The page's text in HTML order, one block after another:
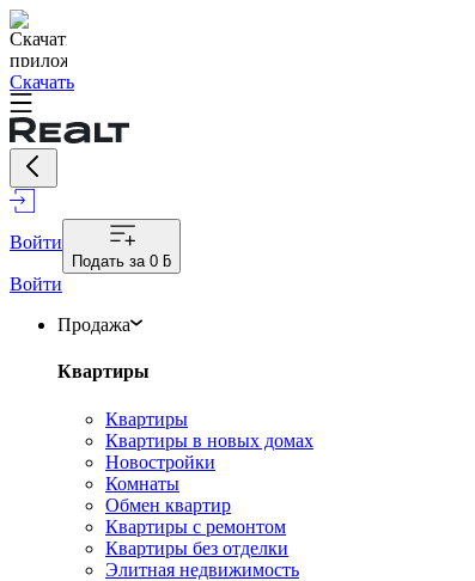
Скачать
Войти
Подать за 0 ƃ
Войти
Продажа
Квартиры
Квартиры
Квартиры в новых домах
Новостройки
Комнаты
Обмен квартир
Квартиры с ремонтом
Квартиры без отделки
Элитная недвижимость